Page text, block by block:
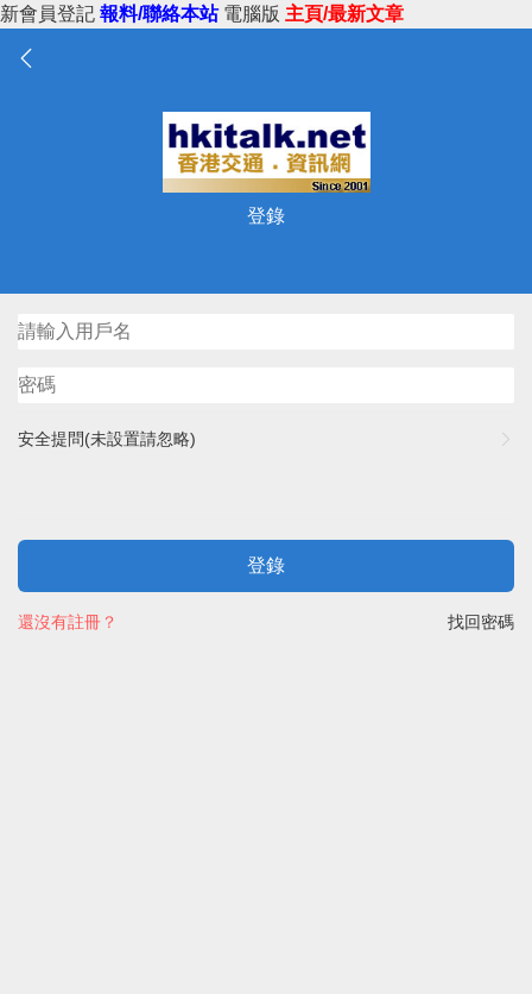
新會員登記 報料/聯絡本站 電腦版 主頁/最新文章
登錄
安全提問(未設置請忽略)
登錄
找回密碼
還沒有註冊？